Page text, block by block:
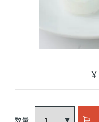
樂園百貨店について
¥